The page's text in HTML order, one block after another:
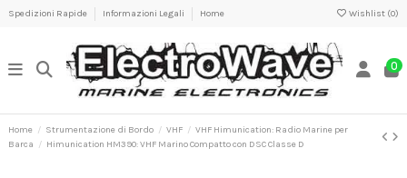
Spedizioni Rapide Informazioni Legali Home Wishlist (0)
0
Home Strumentazione di Bordo VHF
VHF Himunication: Radio Marine per
Barca
Himunication HM390: VHF Marino Compatto con DSC Classe D